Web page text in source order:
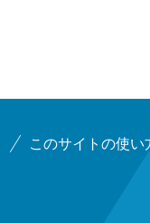
このサイトの使い